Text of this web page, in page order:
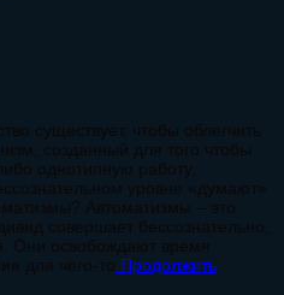
существует, чтобы облегчить
созданный для того чтобы
однотипную работу,
уровне «думают»
Автоматизмы – это
совершает бессознательно,
Они освобождают время
для чего-то
Продолжить